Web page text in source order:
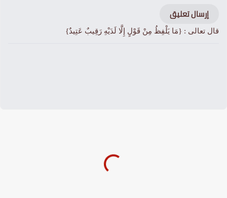
إرسال تعليق
تعالى : {مَا يَلْفِظُ مِنْ قَوْلٍ إِلَّا لَدَيْهِ رَقِيبٌ عَتِيدٌ}